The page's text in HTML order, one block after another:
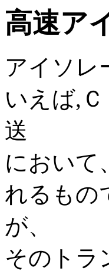
高速ア
アイソレ
いえば,
送
において
れるもの
が、
そのトラ